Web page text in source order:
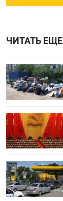
ЧИТАТЬ ЕЩЕ